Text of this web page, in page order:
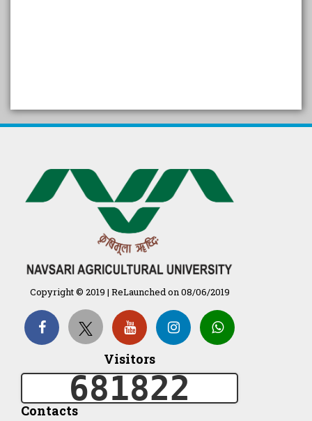
Arogya setu App information
in Gujarati
દેશી ગાય આધારિત પ્રાકૃતિક ખેતી
गुणवत्ता युक्त कृषि-शिक्षा एक पहल" - भारतीय
कृषि अनुसंधान परिषद की 25वीं अखिल
भारतीय कृषि प्रवेश परीक्षा 2020
Organization Structure
ખેડુત માર્ગદર્શિકા
Accreditation Certificate
Copyright © 2019 | ReLaunched on 08/06/2019
Visitors
681822
Contacts